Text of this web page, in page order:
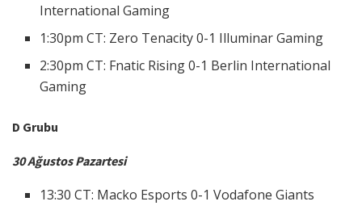
International Gaming
1:30pm CT: Zero Tenacity 0-1 Illuminar Gaming
2:30pm CT: Fnatic Rising 0-1 Berlin International
Gaming
D Grubu
30 Ağustos Pazartesi
13:30 CT: Macko Esports 0-1 Vodafone Giants